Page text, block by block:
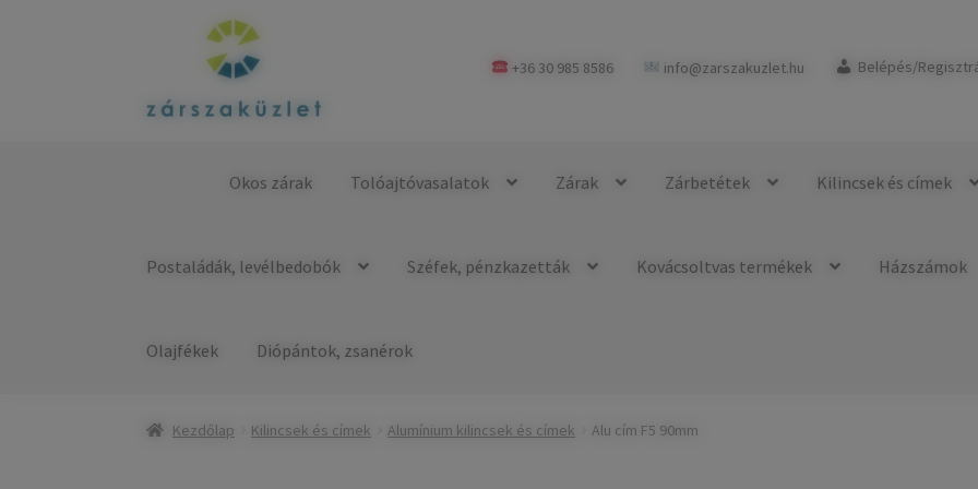
a
a
+36 30 985 8586 info@zarszakuzlet.hu Belépés/
Okos zárak Tolóajtóvasalatok Zárak Zárbetétek Kilincsek és címek
Postaládák, levélbedobók Széfek, pénzkazetták Kovácsoltvas termékek Házszámok
Olajfékek Diópántok, zsanérok
Kezdőlap Kilincsek és címek Alumínium kilincsek és címek Alu cím F5 90mm